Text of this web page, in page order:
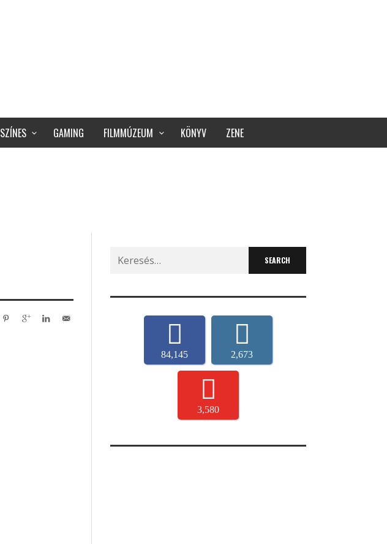
SZÍNES GAMING FILMMÚZEUM KÖNYV ZENE
Search
for:
84,145 2,673
3,580